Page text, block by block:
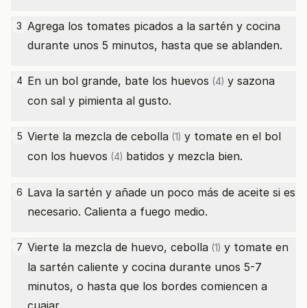
3 Agrega los tomates picados a la sartén y cocina
durante unos 5 minutos, hasta que se ablanden.
4 En un bol grande, bate los huevos (4) y sazona
con sal y pimienta al gusto.
5 Vierte la mezcla de cebolla (1) y tomate en el bol
con los huevos (4) batidos y mezcla bien.
6 Lava la sartén y añade un poco más de aceite si es
necesario. Calienta a fuego medio.
7 Vierte la mezcla de huevo, cebolla (1) y tomate en
la sartén caliente y cocina durante unos 5-7
minutos, o hasta que los bordes comiencen a
cuajar.